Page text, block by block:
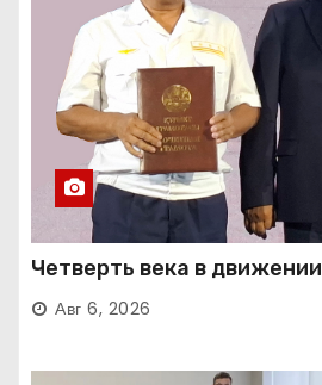
Четверть века в движении
Авг 6, 2026